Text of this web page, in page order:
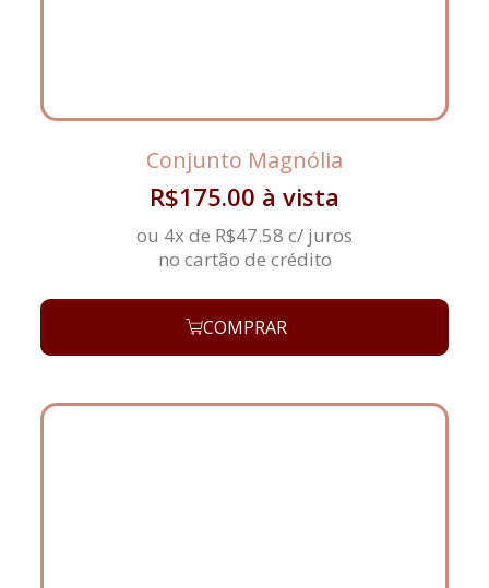
Conjunto Magnólia
R$175.00 à vista
ou 4x de R$47.58 c/ juros
no cartão de crédito
COMPRAR